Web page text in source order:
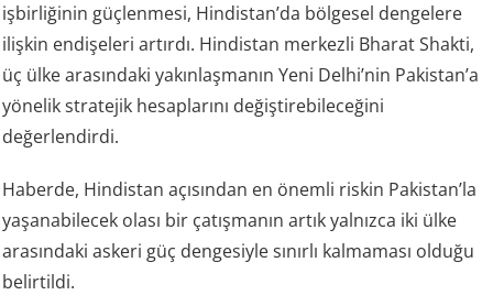
işbirliğinin güçlenmesi, Hindistan’da bölgesel dengelere
ilişkin endişeleri artırdı. Hindistan merkezli Bharat Shakti,
üç ülke arasındaki yakınlaşmanın Yeni Delhi’nin Pakistan’a
yönelik stratejik hesaplarını değiştirebileceğini
değerlendirdi.
Haberde, Hindistan açısından en önemli riskin Pakistan’la
yaşanabilecek olası bir çatışmanın artık yalnızca iki ülke
arasındaki askeri güç dengesiyle sınırlı kalmaması olduğu
belirtildi.